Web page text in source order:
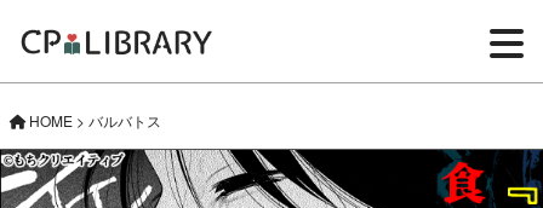
HOME > バルバトス